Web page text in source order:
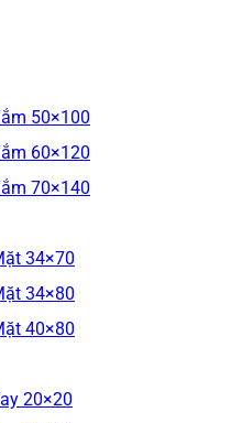
50×100
60×120
70×140
34×70
34×80
40×80
20×20